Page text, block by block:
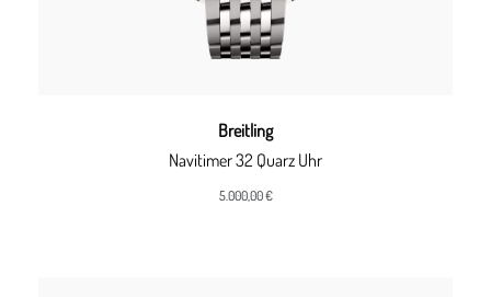
Breitling
Navitimer 32 Quarz Uhr
5.000,00 €